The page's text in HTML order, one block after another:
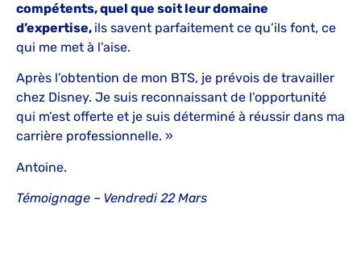
compétents, quel que soit leur domaine
d’expertise, ils savent parfaitement ce qu’ils font, ce
qui me met à l’aise.
Après l’obtention de mon BTS, je prévois de travailler
chez Disney. Je suis reconnaissant de l’opportunité
qui m’est offerte et je suis déterminé à réussir dans ma
carrière professionnelle. »
Antoine.
Témoignage – Vendredi 22 Mars